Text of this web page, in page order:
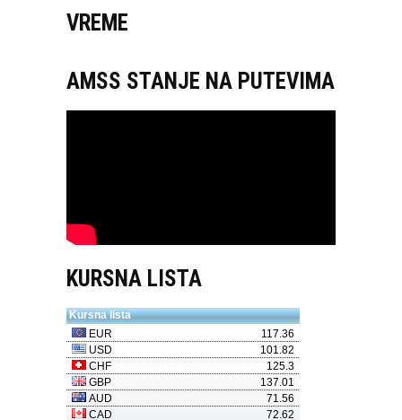
VREME
AMSS STANJE NA PUTEVIMA
KURSNA LISTA